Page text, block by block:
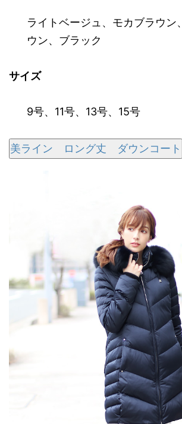
ライトベージュ 、 モカブラウン、
ウン、 ブラック
サイズ
9号、 11号、 13号、 15号
美ライン ロング丈 ダウンコート